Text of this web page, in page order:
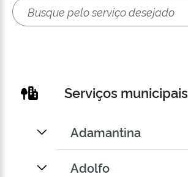
Serviços municipais
Adamantina
Adolfo